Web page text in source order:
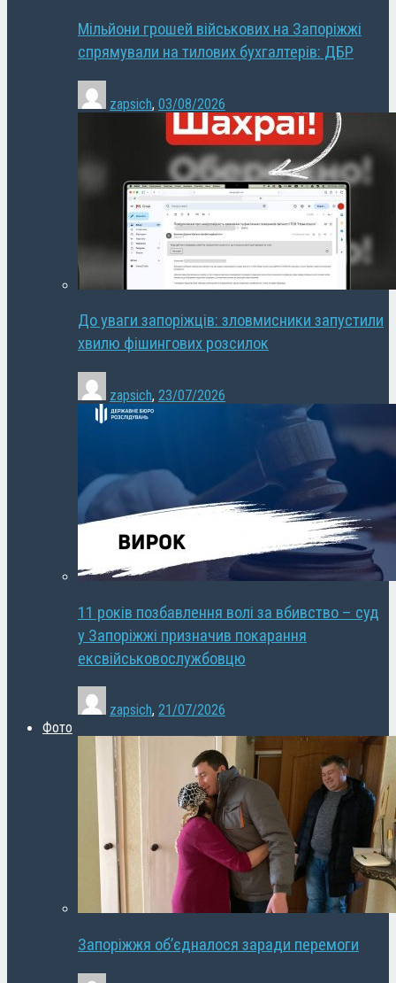
Мільйони грошей військових на Запоріжжі
спрямували на тилових бухгалтерів: ДБР
zapsich, 03/08/2026
До уваги запоріжців: зловмисники запустили
хвилю фішингових розсилок
zapsich, 23/07/2026
11 років позбавлення волі за вбивство – суд
у Запоріжжі призначив покарання
ексвійськовослужбовцю
zapsich, 21/07/2026
Фото
Запоріжжя об’єдналося заради перемоги